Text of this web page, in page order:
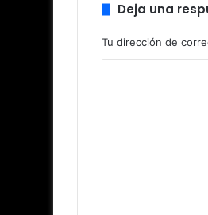
Deja una
Tu dirección de